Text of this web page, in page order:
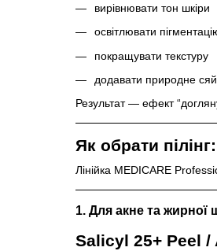
вирівнювати тон шкіри
освітлювати
покращувати текстуру
додавати природне
Результат — ефект
Як обрати
Лінійка MEDICARE
1. Для акне та жирної
Salicyl 25+ Peel /